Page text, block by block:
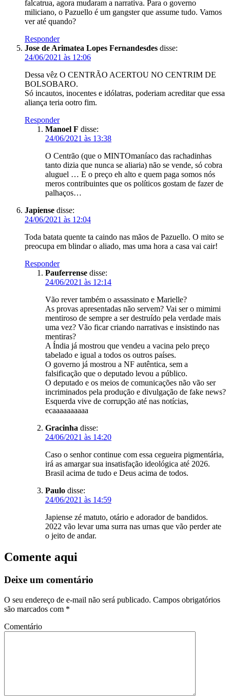
falcatrua, agora mudaram a narrativa. Para o governo
miliciano, o Pazuello é um gangster que assume tudo. Vamos
ver até quando?
Responder
Jose de Arimatea Lopes Fernandesdes disse:
24/06/2021 às 12:06
Dessa vêz O CENTRÃO ACERTOU NO CENTRIM DE
BOLSOBARO.
Só incautos, inocentes e idólatras, poderiam acreditar que essa
aliança teria ootro fim.
Responder
Manoel F disse:
24/06/2021 às 13:38
O Centrão (que o MINTOmaníaco das rachadinhas
tanto dizia que nunca se aliaria) não se vende, só cobra
aluguel … E o preço eh alto e quem paga somos nós
meros contribuintes que os políticos gostam de fazer de
palhaços…
Japiense disse:
24/06/2021 às 12:04
Toda batata quente ta caindo nas mãos de Pazuello. O mito se
preocupa em blindar o aliado, mas uma hora a casa vai cair!
Responder
Pauferrense disse:
24/06/2021 às 12:14
Vão rever também o assassinato e Marielle?
As provas apresentadas não servem? Vai ser o mimimi
mentiroso de sempre a ser destruído pela verdade mais
uma vez? Vão ficar criando narrativas e insistindo nas
mentiras?
A Índia já mostrou que vendeu a vacina pelo preço
tabelado e igual a todos os outros países.
O governo já mostrou a NF autêntica, sem a
falsificação que o deputado levou a público.
O deputado e os meios de comunicações não vão ser
incriminados pela produção e divulgação de fake news?
Esquerda vive de corrupção até nas notícias,
ecaaaaaaaaaa
Gracinha disse:
24/06/2021 às 14:20
Caso o senhor continue com essa cegueira pigmentária,
irá as amargar sua insatisfação ideológica até 2026.
Brasil acima de tudo e Deus acima de todos.
Paulo disse:
24/06/2021 às 14:59
Japiense zé matuto, otário e adorador de bandidos.
2022 vão levar uma surra nas urnas que vão perder ate
o jeito de andar.
Comente aqui
Deixe um comentário
O seu endereço de e-mail não será publicado. Campos obrigatórios
são marcados com *
Comentário